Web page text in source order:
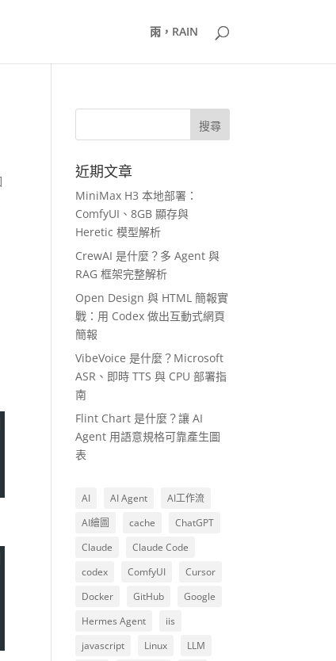
雨，RAIN
近期文章
MiniMax H3 本地部署：
ComfyUI、8GB 顯存與
Heretic 模型解析
CrewAI 是什麼？多 Agent 與
RAG 框架完整解析
Open Design 與 HTML 簡報實
戰：用 Codex 做出互動式網頁
簡報
VibeVoice 是什麼？Microsoft
ASR、即時 TTS 與 CPU 部署指
南
Flint Chart 是什麼？讓 AI
Agent 用語意規格可靠產生圖
表
AI AI Agent
AI工作流
AI繪圖
cache
ChatGPT
Claude
Claude Code
codex
ComfyUI
Cursor
Docker
GitHub
Google
Hermes Agent
iis
javascript
Linux
LLM